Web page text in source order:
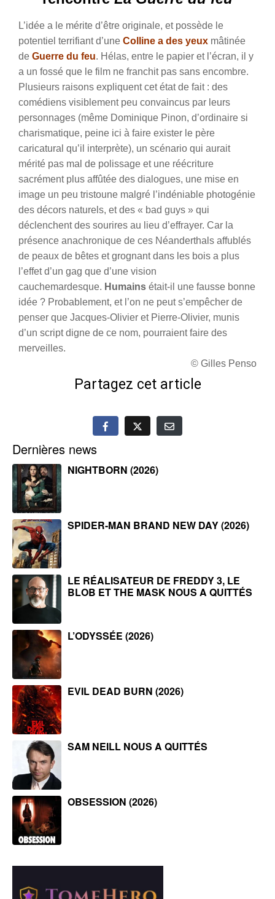
L’idée a le mérite d’être originale, et possède le
potentiel terrifiant d’une Colline a des yeux mâtinée
de Guerre du feu. Hélas, entre le papier et l’écran, il y
a un fossé que le film ne franchit pas sans encombre.
Plusieurs raisons expliquent cet état de fait : des
comédiens visiblement peu convaincus par leurs
personnages (même Dominique Pinon, d’ordinaire si
charismatique, peine ici à faire exister le père
caricatural qu’il interprète), un scénario qui aurait
mérité pas mal de polissage et une réécriture
sacrément plus affûtée des dialogues, une mise en
image un peu tristoune malgré l’indéniable photogénie
des décors naturels, et des « bad guys » qui
déclenchent des sourires au lieu d’effrayer. Car la
présence anachronique de ces Néanderthals affublés
de peaux de bêtes et grognant dans les bois a plus
l’effet d’un gag que d’une vision
cauchemardesque. Humains était-il une fausse bonne
idée ? Probablement, et l’on ne peut s’empêcher de
penser que Jacques-Olivier et Pierre-Olivier, munis
d’un script digne de ce nom, pourraient faire des
merveilles.
© Gilles Penso
Partagez cet article
Dernières news
NIGHTBORN (2026)
SPIDER-MAN BRAND NEW DAY (2026)
LE RÉALISATEUR DE FREDDY 3, LE
BLOB ET THE MASK NOUS A QUITTÉS
L’ODYSSÉE (2026)
EVIL DEAD BURN (2026)
SAM NEILL NOUS A QUITTÉS
OBSESSION (2026)